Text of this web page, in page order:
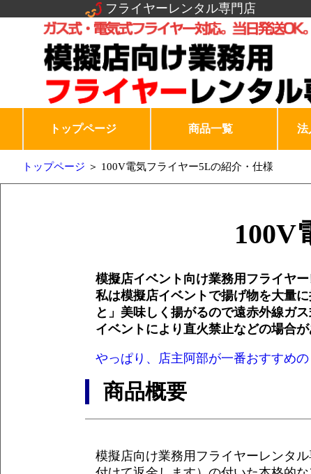
フライヤーレンタル専門店
トップページ 商品一覧 法
トップページ ＞ 100V電気フライヤー5Lの紹介・仕様
100V
模擬店イベント向け業務用フライヤ
私は模擬店イベントで揚げ物を大量
と」美味しく揚がるので遠赤外線ガ
イベントにより直火禁止などの場合
やっぱり、店主阿部が一番おすすめ
商品概要
模擬店向け業務用フライヤーレンタ